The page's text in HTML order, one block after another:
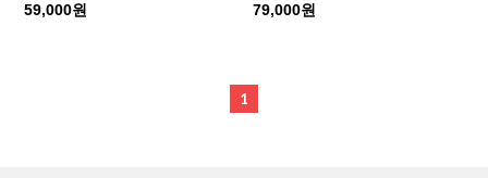
59,000원 79,000원
1